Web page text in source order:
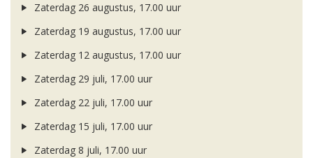
Zaterdag 26 augustus, 17.00 uur
Zaterdag 19 augustus, 17.00 uur
Zaterdag 12 augustus, 17.00 uur
Zaterdag 29 juli, 17.00 uur
Zaterdag 22 juli, 17.00 uur
Zaterdag 15 juli, 17.00 uur
Zaterdag 8 juli, 17.00 uur